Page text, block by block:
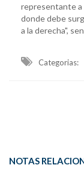
representante a
donde debe
a la derecha",
Categorias:
NOTAS